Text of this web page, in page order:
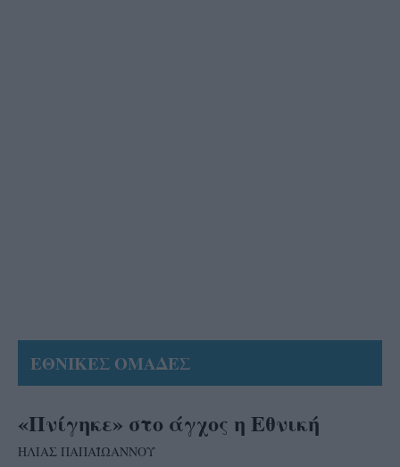
ΕΘΝΙΚΕΣ ΟΜΑΔΕΣ
«Πνίγηκε» στο άγχος η Εθνική
ΗΛΙΑΣ ΠΑΠΑΪΩΑΝΝΟΥ